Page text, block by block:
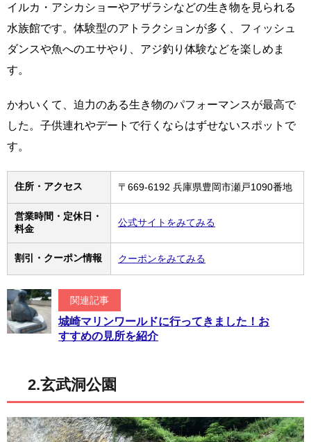
イルカ・アシカショーやアザラシなどの生き物を見られる
水族館です。体験型のアトラクションが多く、フィッシュ
ダンスや魚へのエサやり、アジ釣り体験などを楽しめま
す。
かわいくて、迫力のある生き物のパフォーマンスが最高で
した。子供連れやデートで行くならはずせないスポットで
す。
住所・アクセス 〒669-6192 兵庫県豊岡市瀬戸1090番地
営業時間・定休日・
料金
公式サイトをみてみる
割引・クーポン情報 クーポンをみてみる
関連記事
城崎マリンワールドに行ってきました！お
すすめの見所を紹介
2.玄武洞公園